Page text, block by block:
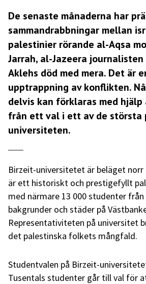
De senaste månaderna har
sammandrabbningar mellan
palestinier rörande al-Aqsa
Jarrah, al-Jazeera journalisten
Aklehs död med mera. Det är
upptrappning av konflikten.
delvis kan förklaras med
från ett val i ett av de största
universiteten.
Birzeit-universitetet är beläget norr
är ett historiskt och prestigefyllt
med närmare 13 000 studenter
bakgrunder och städer på
Representativiteten på universitet
det palestinska folkets mångfald.
Studentvalen på Birzeit-
Tusentals studenter går till val för